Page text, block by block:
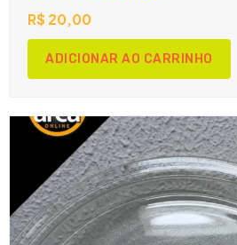
R$20,00
ADICIONAR AO CARRINHO